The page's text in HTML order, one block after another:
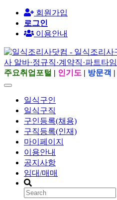
회원가입
로그인
이용안내
주요취업포털 | 인기도 | 방문객 |
일식구인
일식구직
구인등록(채용)
구직등록(인재)
마이페이지
이용안내
공지사항
임대/매매